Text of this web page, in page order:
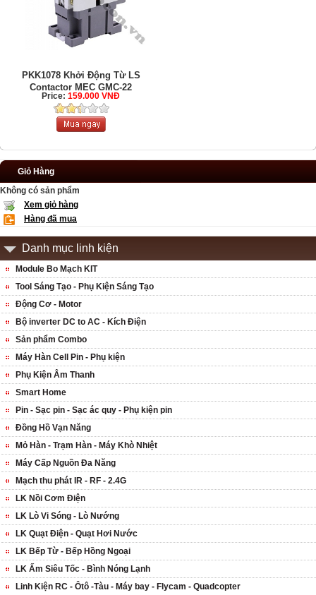
PKK1078 Khởi Động Từ LS
Contactor MEC GMC-22
Price:159.000 VNĐ
Giỏ Hàng
Không có sản phẩm
Xem giỏ hàng
Hàng đã mua
Danh mục linh kiện
Module Bo Mạch KIT
Tool Sáng Tạo - Phụ Kiện Sáng Tạo
Động Cơ - Motor
Bộ inverter DC to AC - Kích Điện
Sản phẩm Combo
Máy Hàn Cell Pin - Phụ kiện
Phụ Kiện Âm Thanh
Smart Home
Pin - Sạc pin - Sạc ác quy - Phụ kiện pin
Đồng Hồ Vạn Năng
Mỏ Hàn - Trạm Hàn - Máy Khò Nhiệt
Máy Cấp Nguồn Đa Năng
Mạch thu phát IR - RF - 2.4G
LK Nồi Cơm Điện
LK Lò Vi Sóng - Lò Nướng
LK Quạt Điện - Quạt Hơi Nước
LK Bếp Từ - Bếp Hồng Ngoại
LK Ấm Siêu Tốc - Bình Nóng Lạnh
Linh Kiện RC - Ôtô -Tàu - Máy bay - Flycam - Quadcopter